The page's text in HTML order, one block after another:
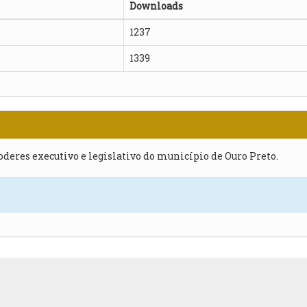
Downloads
1237
1339
executivo e legislativo do município de Ouro Preto.